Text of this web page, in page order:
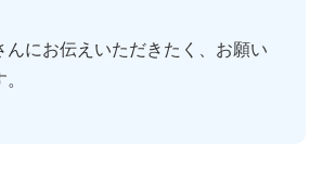
んにお伝えいただきたく、お願い